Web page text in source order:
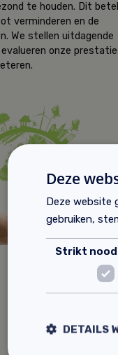
te houden. Dit
verminderen en de
We stellen uitdagende
onze
Deze
Deze website
gebruiken,
Strikt
DETAILS